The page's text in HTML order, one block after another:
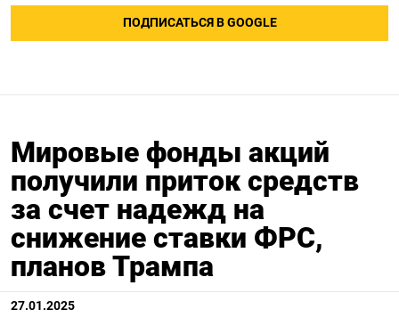
ПОДПИСАТЬСЯ В GOOGLE
Мировые фонды акций
получили приток средств
за счет надежд на
снижение ставки ФРС,
планов Трампа
27.01.2025